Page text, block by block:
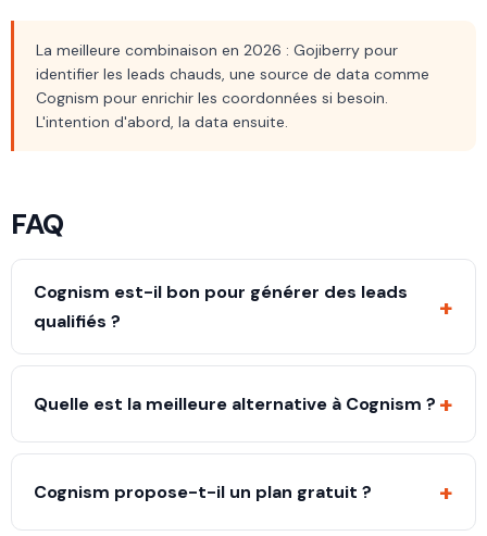
La meilleure combinaison en 2026 : Gojiberry pour
identifier les leads chauds, une source de data comme
Cognism pour enrichir les coordonnées si besoin.
L'intention d'abord, la data ensuite.
FAQ
Cognism est-il bon pour générer des leads
qualifiés ?
+
Oui pour la data vérifiée et conforme, surtout en
Europe. Mais Cognism fournit des contacts, pas de
l'intention d'achat : tu obtiens une liste fiable, pas des
prospects déjà en recherche active.
Quelle est la meilleure alternative à Cognism ? +
Ça dépend du besoin. Pour des leads chauds basés sur
l'intention, Gojiberry. Pour du volume US, Apollo. Pour
débuter à petit prix, Kaspr ou Lusha.
Cognism propose-t-il un plan gratuit ? +